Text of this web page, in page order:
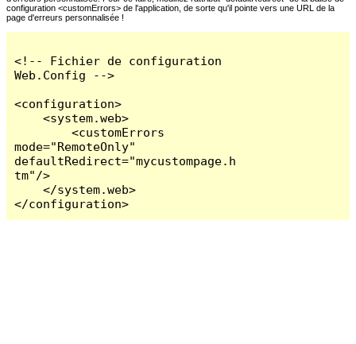
configuration <customErrors> de l'application, de sorte qu'il pointe vers une URL de la
page d'erreurs personnalisée !
<!-- Fichier de configuration
Web.Config -->
<configuration>
    <system.web>
        <customErrors
mode="RemoteOnly"
defaultRedirect="mycustompage.h
tm"/>
    </system.web>
</configuration>